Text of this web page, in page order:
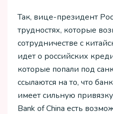
Так, вице-президент
трудностях, которые
сотрудничестве с
идет о российских
которые попали под
ссылаются на то, что
имеет сильную
Bank of China есть